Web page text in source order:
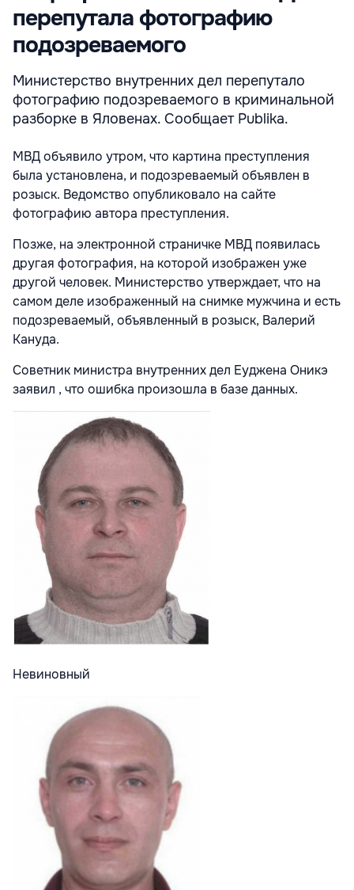
перепутала фотографию
подозреваемого
Министерство внутренних дел перепутало
фотографию подозреваемого в криминальной
разборке в Яловенах. Сообщает Publika.
МВД объявило утром, что картина преступления
была установлена, и подозреваемый объявлен в
розыск. Ведомство опубликовало на сайте
фотографию автора преступления.
Позже, на электронной страничке МВД появилась
другая фотография, на которой изображен уже
другой человек. Министерство утверждает, что на
самом деле изображенный на снимке мужчина и есть
подозреваемый, объявленный в розыск, Валерий
Кануда.
Советник министра внутренних дел Еуджена Оникэ
заявил , что ошибка произошла в базе данных.
Невиновный